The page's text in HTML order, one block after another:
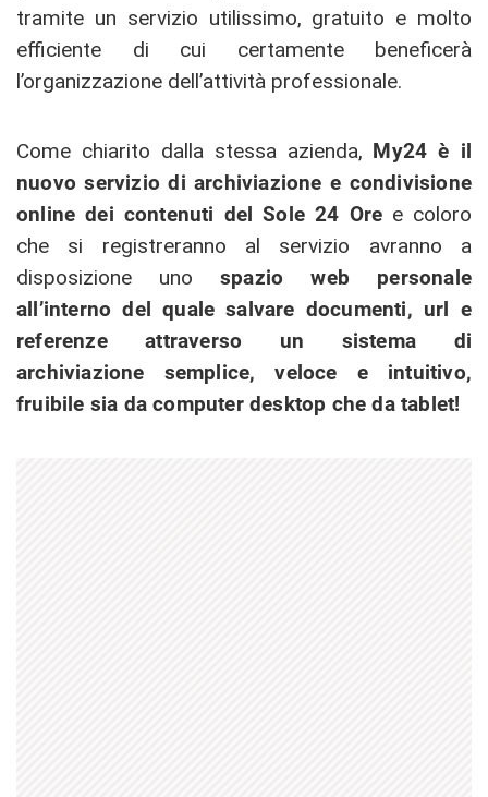
tramite un servizio utilissimo, gratuito e molto
efficiente di cui certamente beneficerà
l’organizzazione dell’attività professionale.
Come chiarito dalla stessa azienda, My24 è il
nuovo servizio di archiviazione e condivisione
online dei contenuti del Sole 24 Ore e coloro
che si registreranno al servizio avranno a
disposizione uno spazio web personale
all’interno del quale salvare documenti, url e
referenze attraverso un sistema di
archiviazione semplice, veloce e intuitivo,
fruibile sia da computer desktop che da tablet!